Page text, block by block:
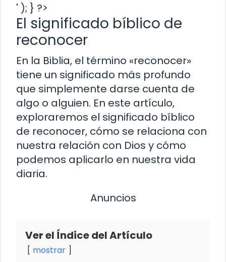
' ); } ?>
El significado bíblico de
reconocer
En la Biblia, el término «reconocer»
tiene un significado más profundo
que simplemente darse cuenta de
algo o alguien. En este artículo,
exploraremos el significado bíblico
de reconocer, cómo se relaciona con
nuestra relación con Dios y cómo
podemos aplicarlo en nuestra vida
diaria.
Anuncios
Ver el Índice del Artículo
mostrar